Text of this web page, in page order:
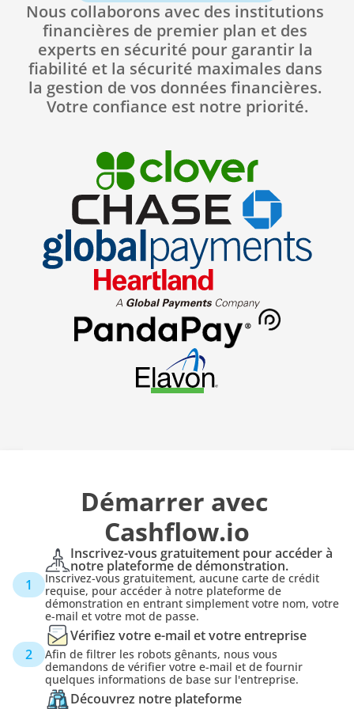
Nous collaborons avec des institutions
financières de premier plan et des
experts en sécurité pour garantir la
fiabilité et la sécurité maximales dans
la gestion de vos données financières.
Votre confiance est notre priorité.
Démarrer avec
Cashflow.io
1
Inscrivez-vous gratuitement pour accéder à
notre plateforme de démonstration.
Inscrivez-vous gratuitement, aucune carte de crédit
requise, pour accéder à notre plateforme de
démonstration en entrant simplement votre nom, votre
e-mail et votre mot de passe.
2
Vérifiez votre e-mail et votre entreprise
Afin de filtrer les robots gênants, nous vous
demandons de vérifier votre e-mail et de fournir
quelques informations de base sur l'entreprise.
Découvrez notre plateforme